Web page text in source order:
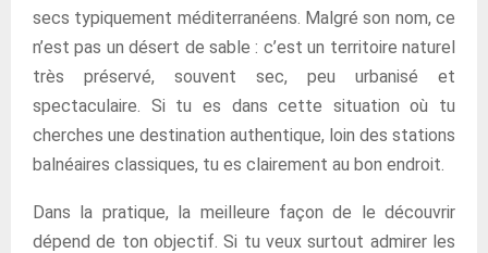
secs typiquement méditerranéens. Malgré son nom, ce
n’est pas un désert de sable : c’est un territoire naturel
très préservé, souvent sec, peu urbanisé et
spectaculaire. Si tu es dans cette situation où tu
cherches une destination authentique, loin des stations
balnéaires classiques, tu es clairement au bon endroit.
Dans la pratique, la meilleure façon de le découvrir
dépend de ton objectif. Si tu veux surtout admirer les